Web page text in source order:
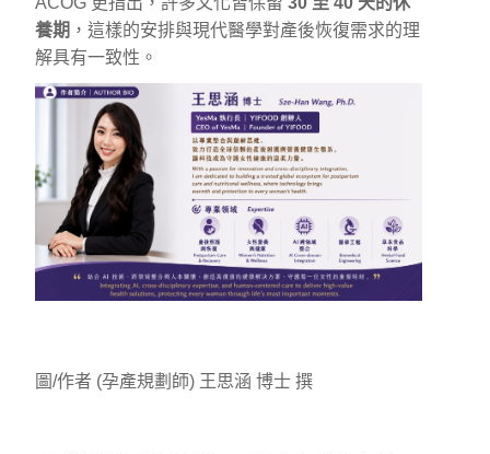
養期 ，這樣的安排與現代醫學對產後恢復需求的理
解具有一致性。
圖/作者 (孕產規劃師) 王思涵 博士 撰